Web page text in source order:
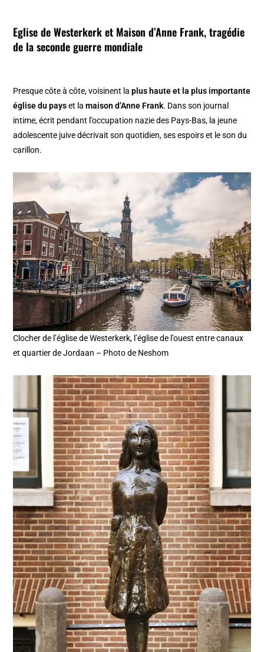
Eglise de Westerkerket Maison d’Anne Frank, tragédie
de la seconde guerre mondiale
Presque côte à côte, voisinent laplus haute et la plus importante
église du payset lamaison d’Anne Frank. Dans son journal
intime, écrit pendant l’occupation nazie des Pays-Bas, la jeune
adolescente juive décrivait son quotidien, ses espoirs et le son du
carillon.
Clocher de l’église de Westerkerk, l’église de l’ouest entre canaux
et quartier de Jordaan – Photo de Neshom